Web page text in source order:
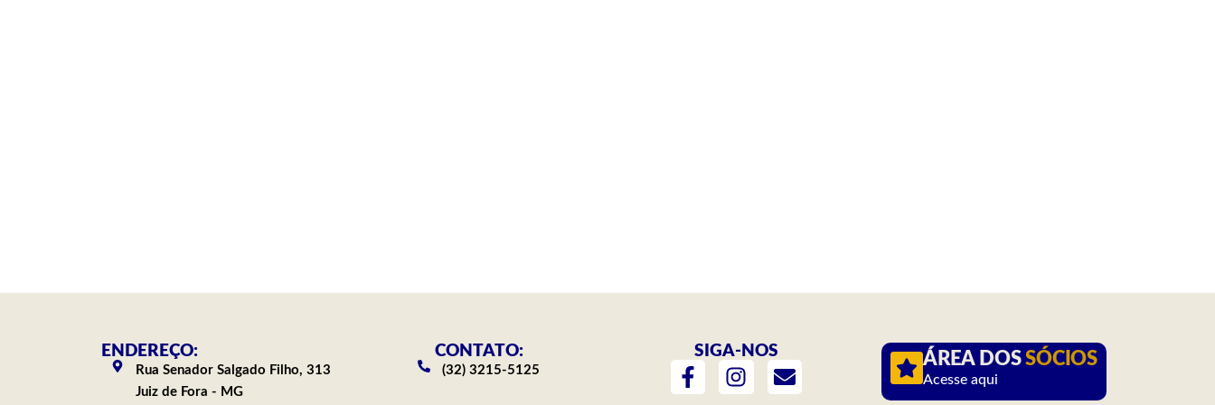
ENDEREÇO:
Rua Senador Salgado Filho, 313
Juiz de Fora - MG
CONTATO:
(32) 3215-5125
SIGA-NOS
F
a
I
n
E
n
ÁREA DOSSÓCIOS
Acesse aqui